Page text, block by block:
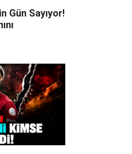
Gün Sayıyor!